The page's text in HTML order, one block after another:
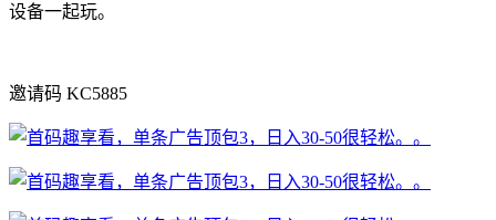
设备一起玩。
邀请码 KC5885